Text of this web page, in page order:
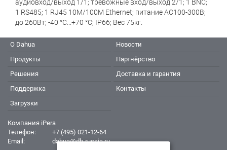
аудиовход/выход 1/1; тревожные вход/выход 2/1; 1 BNC;
1 RS485; 1 RJ45 10M/100M Ethernet; питание AC100-300В;
до 260Вт; -40 °C...+70 °C; IP66; Вес 75кг.
О Dahua
Продукты
Решения
Поддержка
Загрузки
Новости
Партнёрство
Доставка и гарантия
Контакты
Компания iPera
Телефон:
+7 (495) 021-12-64
Email:
dahua@dh-russia.ru